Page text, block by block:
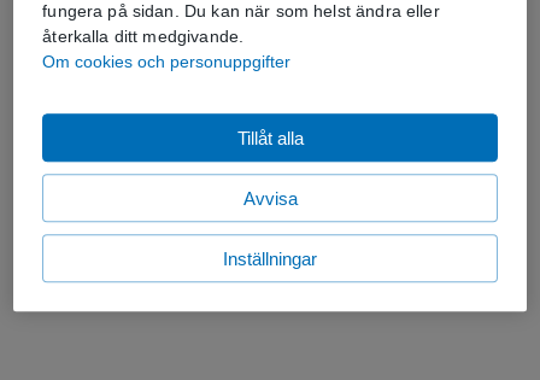
fungera på sidan. Du kan när som helst ändra eller
återkalla ditt medgivande.
Om cookies och personuppgifter
Avvisa
Tillåt alla
Inställningar